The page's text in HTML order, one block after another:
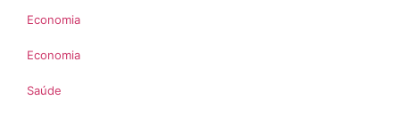
Economia
Economia
Saúde